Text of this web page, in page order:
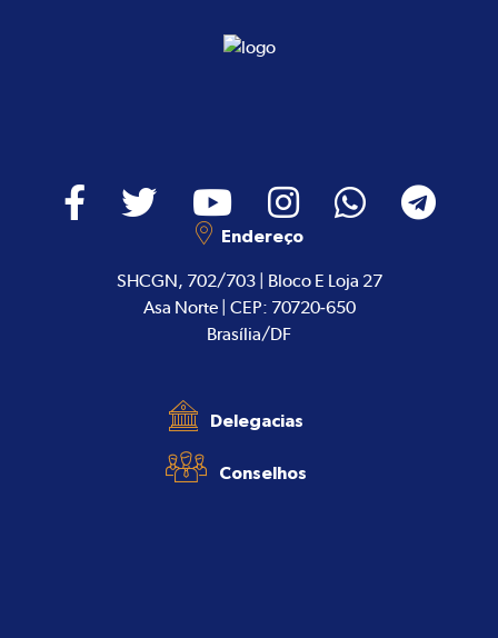
Endereço
SHCGN, 702/703 | Bloco E Loja 27
Asa Norte | CEP: 70720-650
Brasília/DF
Delegacias
Conselhos